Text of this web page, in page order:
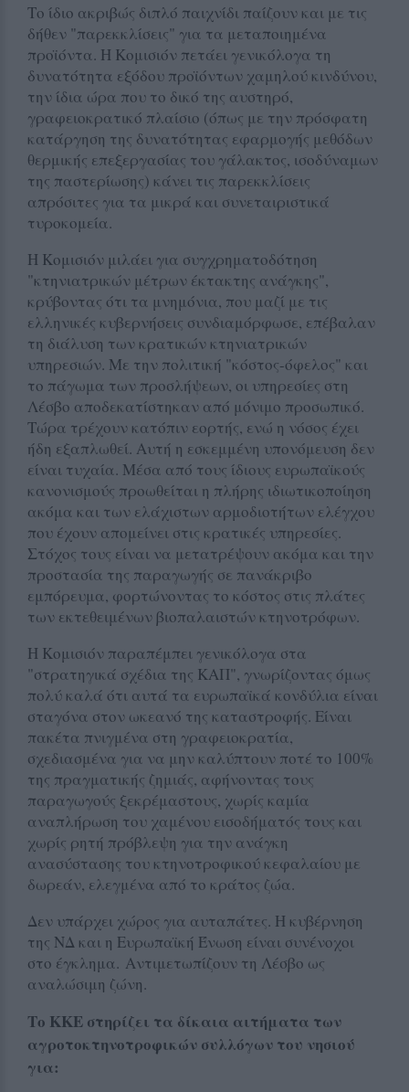
Το ίδιο ακριβώς διπλό παιχνίδι παίζουν και με τις
δήθεν "παρεκκλίσεις" για τα μεταποιημένα
προϊόντα. Η Κομισιόν πετάει γενικόλογα τη
δυνατότητα εξόδου προϊόντων χαμηλού κινδύνου,
την ίδια ώρα που το δικό της αυστηρό,
γραφειοκρατικό πλαίσιο (όπως με την πρόσφατη
κατάργηση της δυνατότητας εφαρμογής μεθόδων
θερμικής επεξεργασίας του γάλακτος, ισοδύναμων
της παστερίωσης) κάνει τις παρεκκλίσεις
απρόσιτες για τα μικρά και συνεταιριστικά
τυροκομεία.
Η Κομισιόν μιλάει για συγχρηματοδότηση
"κτηνιατρικών μέτρων έκτακτης ανάγκης",
κρύβοντας ότι τα μνημόνια, που μαζί με τις
ελληνικές κυβερνήσεις συνδιαμόρφωσε, επέβαλαν
τη διάλυση των κρατικών κτηνιατρικών
υπηρεσιών. Με την πολιτική "κόστος-όφελος" και
το πάγωμα των προσλήψεων, οι υπηρεσίες στη
Λέσβο αποδεκατίστηκαν από μόνιμο προσωπικό.
Τώρα τρέχουν κατόπιν εορτής, ενώ η νόσος έχει
ήδη εξαπλωθεί. Αυτή η εσκεμμένη υπονόμευση δεν
είναι τυχαία. Μέσα από τους ίδιους ευρωπαϊκούς
κανονισμούς προωθείται η πλήρης ιδιωτικοποίηση
ακόμα και των ελάχιστων αρμοδιοτήτων ελέγχου
που έχουν απομείνει στις κρατικές υπηρεσίες.
Στόχος τους είναι να μετατρέψουν ακόμα και την
προστασία της παραγωγής σε πανάκριβο
εμπόρευμα, φορτώνοντας το κόστος στις πλάτες
των εκτεθειμένων βιοπαλαιστών κτηνοτρόφων.
Η Κομισιόν παραπέμπει γενικόλογα στα
"στρατηγικά σχέδια της ΚΑΠ", γνωρίζοντας όμως
πολύ καλά ότι αυτά τα ευρωπαϊκά κονδύλια είναι
σταγόνα στον ωκεανό της καταστροφής. Είναι
πακέτα πνιγμένα στη γραφειοκρατία,
σχεδιασμένα για να μην καλύπτουν ποτέ το 100%
της πραγματικής ζημιάς, αφήνοντας τους
παραγωγούς ξεκρέμαστους, χωρίς καμία
αναπλήρωση του χαμένου εισοδήματός τους και
χωρίς ρητή πρόβλεψη για την ανάγκη
ανασύστασης του κτηνοτροφικού κεφαλαίου με
δωρεάν, ελεγμένα από το κράτος ζώα.
Δεν υπάρχει χώρος για αυταπάτες. Η κυβέρνηση
της ΝΔ και η Ευρωπαϊκή Ένωση είναι συνένοχοι
στο έγκλημα. Αντιμετωπίζουν τη Λέσβο ως
αναλώσιμη ζώνη.
Το ΚΚΕ στηρίζει τα δίκαια αιτήματα των
αγροτοκτηνοτροφικών συλλόγων του νησιού
για: